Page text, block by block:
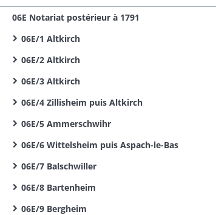
06E Notariat postérieur à 1791
06E/1 Altkirch
06E/2 Altkirch
06E/3 Altkirch
06E/4 Zillisheim puis Altkirch
06E/5 Ammerschwihr
06E/6 Wittelsheim puis Aspach-le-Bas
06E/7 Balschwiller
06E/8 Bartenheim
06E/9 Bergheim